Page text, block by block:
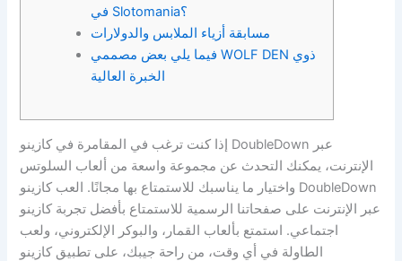
في Slotomania؟
مسابقة أزياء الملابس والدولارات
فيما يلي بعض مصممي WOLF DEN ذوي
الخبرة العالية
إذا كنت ترغب في المقامرة في كازينو DoubleDown عبر
الإنترنت، يمكنك التحدث عن مجموعة واسعة من ألعاب السلوتس
واختيار ما يناسبك للاستمتاع بها مجانًا. العب كازينو DoubleDown
عبر الإنترنت على صفحاتنا الرسمية للاستمتاع بأفضل تجربة كازينو
اجتماعي. استمتع بألعاب القمار، والبوكر الإلكتروني، ولعب
الطاولة في أي وقت، من راحة جيبك، على تطبيق كازينو